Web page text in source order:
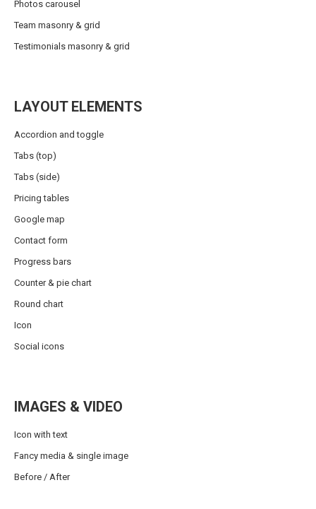
Photos carousel
Team masonry & grid
Testimonials masonry & grid
LAYOUT ELEMENTS
Accordion and toggle
Tabs (top)
Tabs (side)
Pricing tables
Google map
Contact form
Progress bars
Counter & pie chart
Round chart
Icon
Social icons
IMAGES & VIDEO
Icon with text
Fancy media & single image
Before / After